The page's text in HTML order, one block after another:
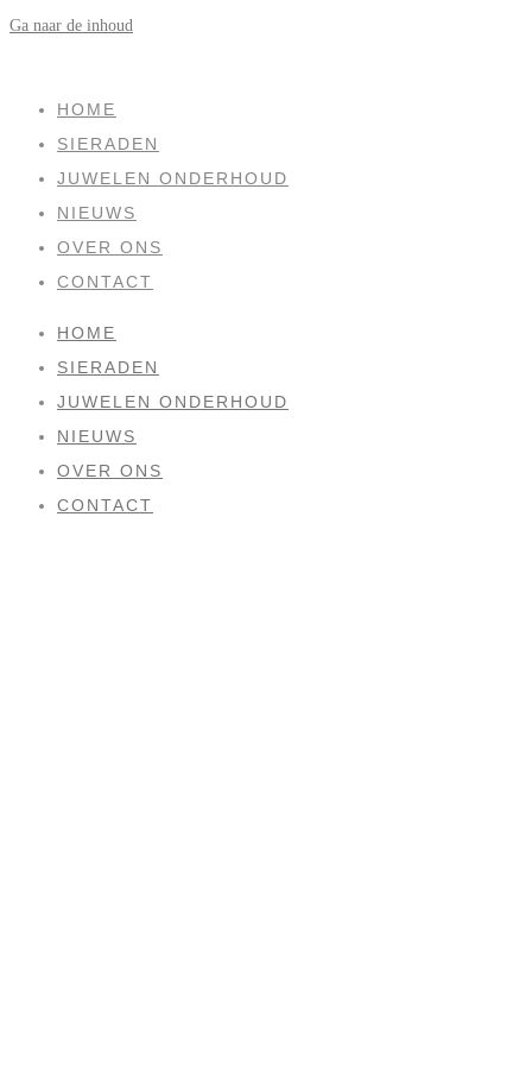
Ga naar de inhoud
HOME
SIERADEN
JUWELEN ONDERHOUD
NIEUWS
OVER ONS
CONTACT
HOME
SIERADEN
JUWELEN ONDERHOUD
NIEUWS
OVER ONS
CONTACT
SOLD